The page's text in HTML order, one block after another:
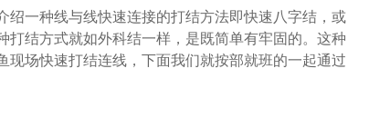
一种线与线快速连接的打结方法即快速八字结，或
结方式就如外科结一样，是既简单有牢固的。这种
场快速打结连线，下面我们就按部就班的一起通过